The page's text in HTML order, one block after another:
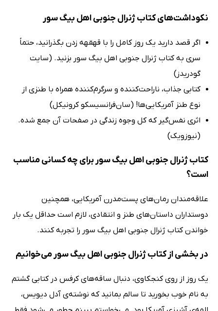
نکوداشت‌های کتاب ژنرال جنوبی اهل بیگ سور
اگر قصد دارید یک روز کامل را با قهقهه زدن بگذرانید، حتماً
سری به کتاب ژنرال جنوبی اهل بیگ سور بزنید. (سایت
گودریدز)
کتابی جذاب، ناراحت‌کننده و سرگرم‌کننده همراه با طنزی از
نوع طنز آمریکایی‌ها! (سان‌فرانسیسکو کرونیکل)
اثری نفس‌گیر که کل وجوه زندگی در صفحات آن جمع شده.
(نیوزویک)
کتاب ژنرال جنوبی اهل بیگ سور برای چه کسانی مناسب
است؟
علاقه‌مندان رمان‌های پست‌مدرن آمریکایی، همچنین
دوستداران داستان‌های طنز و انتقادی، لازم است حداقل یک بار
خواندن کتاب ژنرال جنوبی اهل بیگ سور را تجربه کنند.
در بخشی از کتاب ژنرال جنوبی اهل بیگ سور می‌خوانیم
یک روز از روی کنجکاوی، دنبال ساقه‌های کرفس در کتابی گشتم
به نام خوب بخورید تا سالم بمانید که نوشته‌ی آدل دیویس،